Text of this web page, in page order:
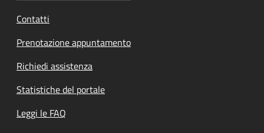
Contatti
Prenotazione appuntamento
Richiedi assistenza
Statistiche del portale
Leggi le FAQ